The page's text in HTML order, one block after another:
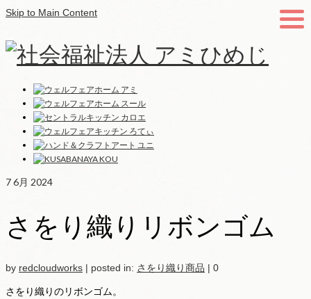
Skip to Main Content
76月 2024
さをり織りリボンゴム
by redcloudworks | posted in: さをり織り商品 | 0
さをり織りのリボンゴム。